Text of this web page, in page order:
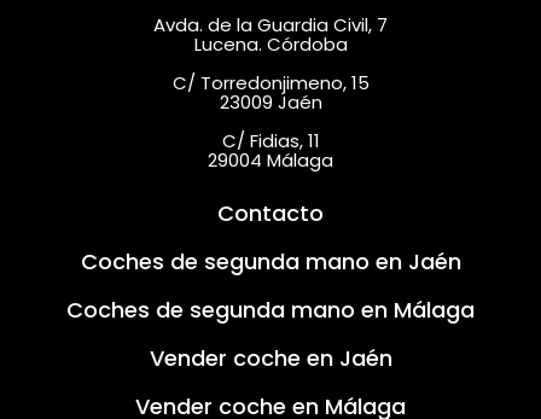
Avda. de la Guardia Civil, 7
Lucena. Córdoba
C/ Torredonjimeno, 15
23009 Jaén
C/ Fidias, 11
29004 Málaga
Contacto
Coches de segunda mano en Jaén
Coches de segunda mano en Málaga
Vender coche en Jaén
Vender coche en Málaga